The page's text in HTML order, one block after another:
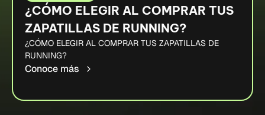
¿CÓMO ELEGIR AL COMPRAR TUS
ZAPATILLAS DE RUNNING?
¿CÓMO ELEGIR AL COMPRAR TUS ZAPATILLAS DE
RUNNING?
Conoce más